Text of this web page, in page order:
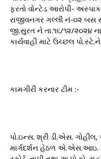
ફરતો વોન્ટેડ આરોપી-
રાજીવનગર ગલ્લી નં-૦૨ બસ
જી.સુરત ને તા.૧૬/૧૨/૨૦૨૪
કાર્યવાહી માટે ઉચ્છલ
કામગીરી કરનાર ટીમ :-
પો.ઇન્સ. શ્રી ડી.એસ.
માર્ગદર્શન હેઠળ એ.એસ.આઇ.